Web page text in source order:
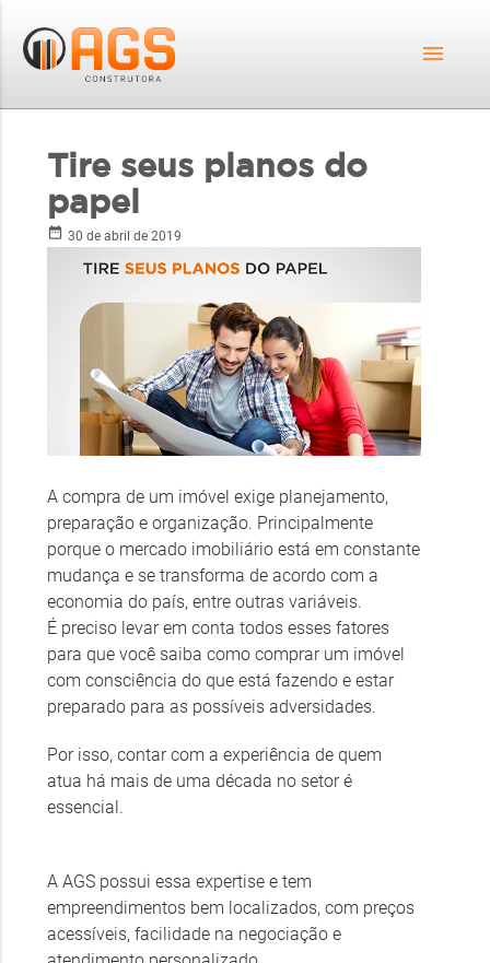
menu
Tire seus planos do
papel
date_range 30 de abril de 2019
A compra de um imóvel exige planejamento,
preparação e organização. Principalmente
porque o mercado imobiliário está em constante
mudança e se transforma de acordo com a
economia do país, entre outras variáveis.
É preciso levar em conta todos esses fatores
para que você saiba como comprar um imóvel
com consciência do que está fazendo e estar
preparado para as possíveis adversidades.
Por isso, contar com a experiência de quem
atua há mais de uma década no setor é
essencial.
A AGS possui essa expertise e tem
empreendimentos bem localizados, com preços
acessíveis, facilidade na negociação e